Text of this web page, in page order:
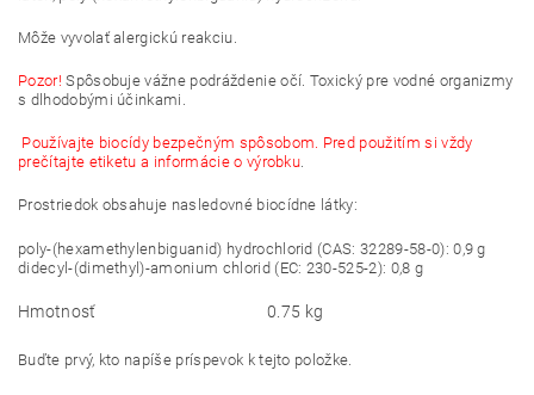
Môže vyvolať alergickú reakciu.
Pozor! Spôsobuje vážne podráždenie očí. Toxický pre vodné organizmy
s dlhodobými účinkami.
Používajte biocídy bezpečným spôsobom. Pred použitím si vždy
prečítajte etiketu a informácie o výrobku.
Prostriedok obsahuje nasledovné biocídne látky:
poly-(hexamethylenbiguanid) hydrochlorid (CAS: 32289-58-0): 0,9 g
didecyl-(dimethyl)-amonium chlorid (EC: 230-525-2): 0,8 g
Hmotnosť 0.75 kg
Buďte prvý, kto napíše príspevok k tejto položke.